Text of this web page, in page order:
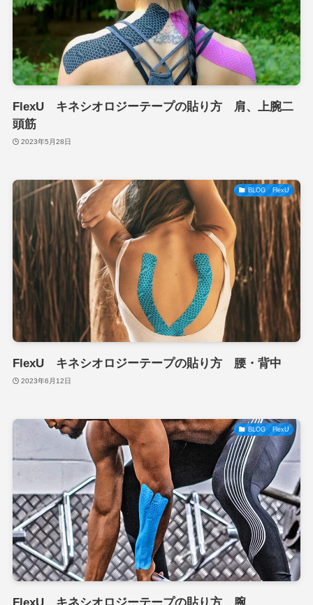
FlexU キネシオロジーテープの貼り方 肩、上腕二
頭筋
2023年5月28日
BLOG FlexU
FlexU キネシオロジーテープの貼り方 腰・背中
2023年6月12日
BLOG FlexU